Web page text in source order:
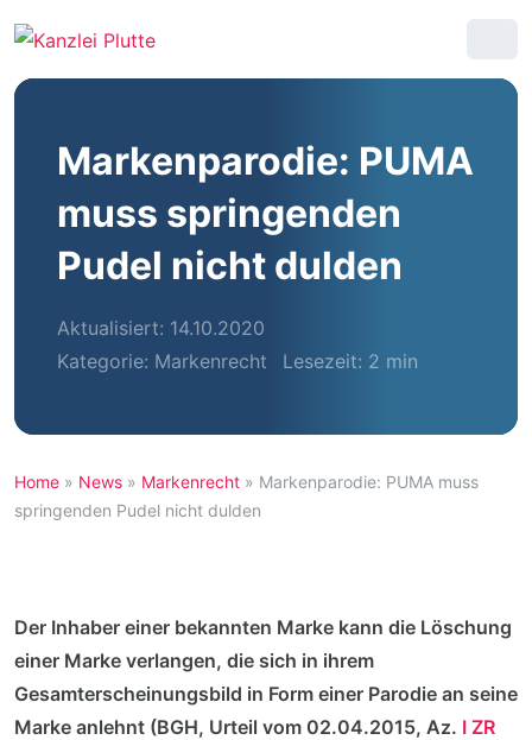
Markenparodie: PUMA
muss springenden
Pudel nicht dulden
Aktualisiert: 14.10.2020
Kategorie: Markenrecht Lesezeit: 2 min
Home » News » Markenrecht » Markenparodie: PUMA muss
springenden Pudel nicht dulden
Der Inhaber einer bekannten Marke kann die Löschung
einer Marke verlangen, die sich in ihrem
Gesamterscheinungsbild in Form einer Parodie an seine
Marke anlehnt (BGH, Urteil vom 02.04.2015, Az. I ZR